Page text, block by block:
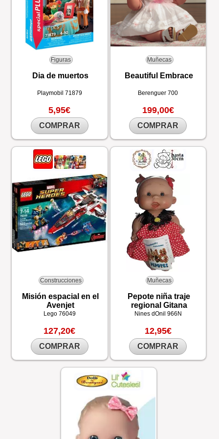
Figuras
Dia de muertos
Playmobil 71879
5,95€
COMPRAR
Muñecas
Beautiful Embrace
Berenguer700
199,00€
COMPRAR
Construcciones
Misión espacial en el
Avenjet
Lego 76049
127,20€
COMPRAR
Muñecas
Pepote niña traje
regional Gitana
Nines dOnil 966N
12,95€
COMPRAR